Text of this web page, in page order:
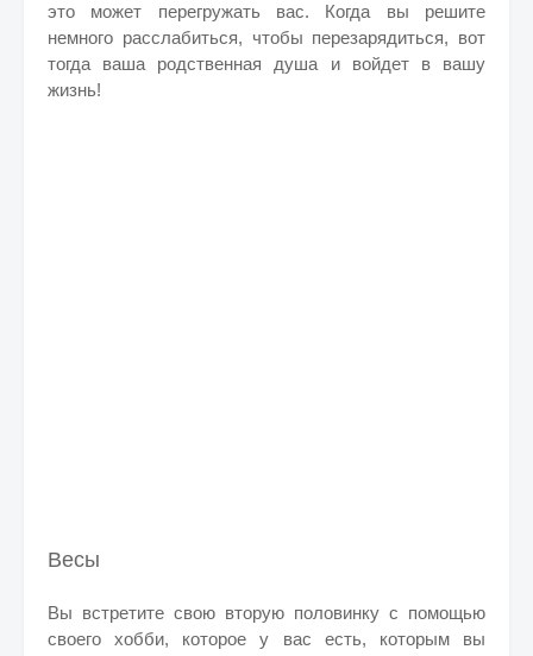
это может перегружать вас. Когда вы решите
немного расслабиться, чтобы перезарядиться, вот
тогда ваша родственная душа и войдет в вашу
жизнь!
Весы
Вы встретите свою вторую половинку с помощью
своего хобби, которое у вас есть, которым вы